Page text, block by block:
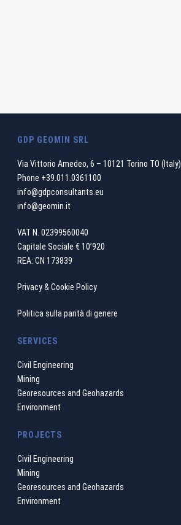
GDP GEOMIN SRL
Via Vittorio Amedeo, 6 – 10121 Torino TO (Italy)
Phone +39.011.0361100
info@gdpconsultants.eu
info@geomin.it
VAT N. 02399560040
Capitale Sociale € 10’920
REA: CN 173839
Privacy & Cookie Policy
Politica sulla parità di genere
SERVICES
Civil Engineering
Mining
Georesources and Geohazards
Environment
PROJECTS
Civil Engineering
Mining
Georesources and Geohazards
Environment